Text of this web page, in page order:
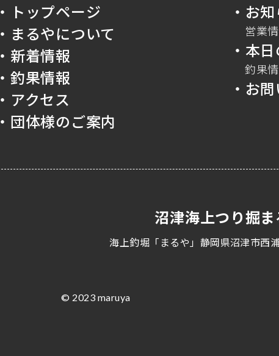
・トップページ
・まるやについて
・新着情報
・釣果情報
・アクセス
・団体様のご案内
・お
営業
・本
釣果
・お
沼津海上つり掘ま
海上釣堀「まるや」静岡県沼津市西
© 2023 maruya